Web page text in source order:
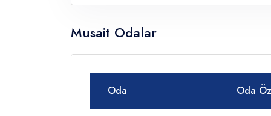
Musait Odalar
Oda Oda